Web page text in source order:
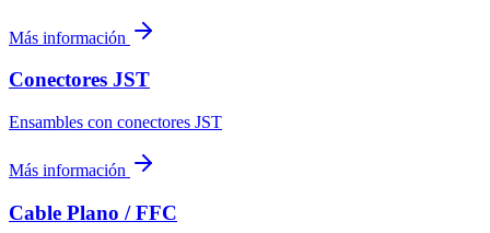
Más información
Conectores JST
Ensambles con conectores JST
Más información
Cable Plano / FFC